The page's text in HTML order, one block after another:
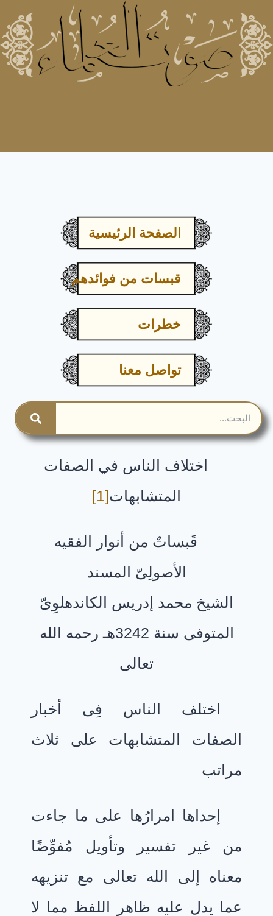
الصفحة الرئيسية
قبسات من فوائدهم
خطرات
تواصل معنا
اختلاف الناس في الصفات
المتشابهات[1]
قَبساتٌ من أنوار الفقيه
الأصولِىّ المسند
الشيخ محمد إدريس الكاندهلوِىّ
المتوفى سنة 3242هـ رحمه الله
تعالى
اختلف الناس فِى أخبار
الصفات المتشابهات على ثلاث
مراتب
إحداها امرارُها على ما جاءت
من غير تفسير وتأويل مُفوِّضًا
معناه إلى الله تعالى مع تنزيهه
عما يدل عليه ظاهر اللفظ مما لا